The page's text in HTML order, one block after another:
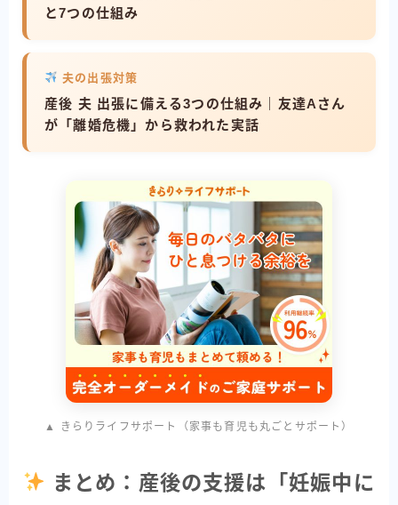
と7つの仕組み
夫の出張対策
産後 夫 出張に備える3つの仕組み｜友達Aさん
が「離婚危機」から救われた実話
▲ きらりライフサポート（家事も育児も丸ごとサポート）
まとめ：産後の支援は「妊娠中に